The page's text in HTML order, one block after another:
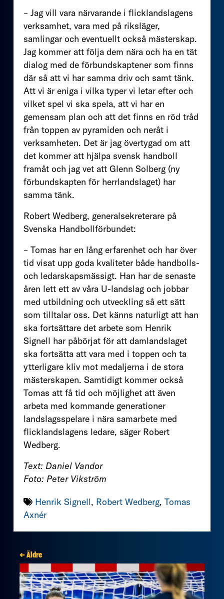
– Jag vill vara närvarande i flicklandslagens
verksamhet, vara med på riksläger,
samlingar och eventuellt också mästerskap.
Jag kommer att följa dem nära och ha en tät
dialog med de förbundskaptener som finns
där så att vi har samma driv och samt tänk.
Att vi är eniga i vilka typer vi letar efter och
vilket spel vi ska spela, att vi har en
gemensam plan och att det finns en röd tråd
från toppen av pyramiden och neråt i
verksamheten. Det är jag övertygad om att
det kommer att hjälpa svensk handboll
framåt och jag vet att Glenn Solberg (ny
förbundskapten för herrlandslaget) har
samma tänk.
Robert Wedberg, generalsekreterare på
Svenska Handbollförbundet:
– Tomas har en lång erfarenhet och har över
tid visat upp goda kvaliteter både handbolls-
och ledarskapsmässigt. Han har de senaste
åren lett ett av våra U-landslag och jobbar
med utbildning och utveckling så ett sätt
som tilltalar oss. Det känns naturligt att han
ska fortsättare det arbete som Henrik
Signell har påbörjat för att damlandslaget
ska fortsätta att vara med i toppen och ta
ytterligare kliv mot medaljerna i de stora
mästerskapen. Samtidigt kommer också
Tomas att få tid och möjlighet att även
arbeta med kommande generationer
landslagsspelare i nära samarbete med
flicklandslagens ledare, säger Robert
Wedberg.
Text: Daniel Vandor
Foto: Peter Vikström
Henrik Signell, Robert Wedberg, Tomas
Axnér
← Äldre